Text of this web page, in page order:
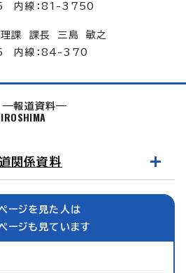
内線：81-3750
理課 課長 三島 敏之
内線：84-370
報道資料
係資料
ージを見た人は
ージも見ています